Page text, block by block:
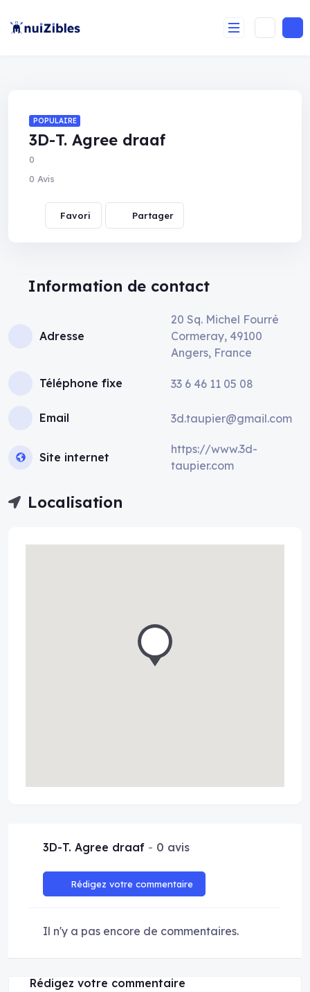
3D-T. Agree draaf
POPULAIRE
0
0 Avis
Partager
Information de contact
Adresse
20 Sq. Michel Fourré
Cormeray, 49100
Angers, France
Téléphone fixe 33 6 46 11 05 08
Email 3d.taupier@gmail.com
Site internet
https://www.3d-
taupier.com
Localisation
3D-T. Agree draaf 0 avis
Rédigez votre commentaire
Il n'y a pas encore de commentaires.
Rédigez votre commentaire